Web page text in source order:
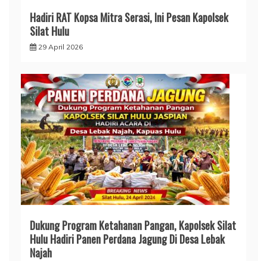
Hadiri RAT Kopsa Mitra Serasi, Ini Pesan Kapolsek
Silat Hulu
29 April 2026
Dukung Program Ketahanan Pangan, Kapolsek Silat
Hulu Hadiri Panen Perdana Jagung Di Desa Lebak
Najah